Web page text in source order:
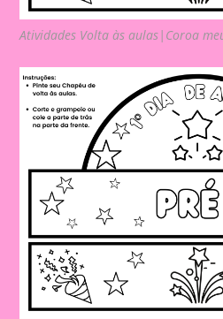
Atividades Volta às aulas|Coroa